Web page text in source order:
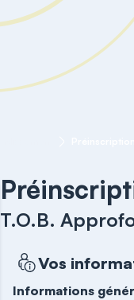
T.O.B.
Vos
Informations